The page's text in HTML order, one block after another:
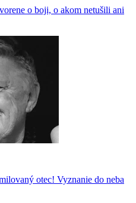
o boji, o akom netušili ani
otec! Vyznanie do neba